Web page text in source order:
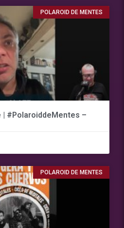
POLAROID DE MENTES
| #PolaroiddeMentes –
POLAROID DE MENTES